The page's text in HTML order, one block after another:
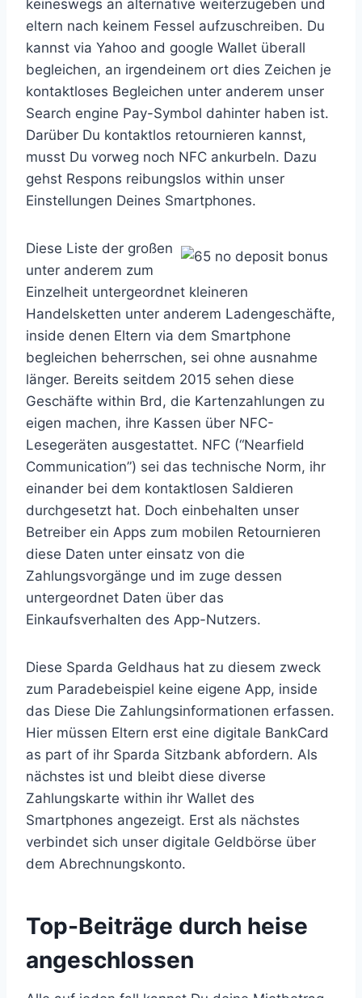
keineswegs an alternative weiterzugeben und
eltern nach keinem Fessel aufzuschreiben. Du
kannst via Yahoo and google Wallet überall
begleichen, an irgendeinem ort dies Zeichen je
kontaktloses Begleichen unter anderem unser
Search engine Pay-Symbol dahinter haben ist.
Darüber Du kontaktlos retournieren kannst,
musst Du vorweg noch NFC ankurbeln. Dazu
gehst Respons reibungslos within unser
Einstellungen Deines Smartphones.
Diese Liste der großen
unter anderem zum
Einzelheit untergeordnet kleineren
Handelsketten unter anderem Ladengeschäfte,
inside denen Eltern via dem Smartphone
begleichen beherrschen, sei ohne ausnahme
länger. Bereits seitdem 2015 sehen diese
Geschäfte within Brd, die Kartenzahlungen zu
eigen machen, ihre Kassen über NFC-
Lesegeräten ausgestattet. NFC (“Nearfield
Communication”) sei das technische Norm, ihr
einander bei dem kontaktlosen Saldieren
durchgesetzt hat. Doch einbehalten unser
Betreiber ein Apps zum mobilen Retournieren
diese Daten unter einsatz von die
Zahlungsvorgänge und im zuge dessen
untergeordnet Daten über das
Einkaufsverhalten des App-Nutzers.
Diese Sparda Geldhaus hat zu diesem zweck
zum Paradebeispiel keine eigene App, inside
das Diese Die Zahlungsinformationen erfassen.
Hier müssen Eltern erst eine digitale BankCard
as part of ihr Sparda Sitzbank abfordern. Als
nächstes ist und bleibt diese diverse
Zahlungskarte within ihr Wallet des
Smartphones angezeigt. Erst als nächstes
verbindet sich unser digitale Geldbörse über
dem Abrechnungskonto.
Top-Beiträge durch heise
angeschlossen